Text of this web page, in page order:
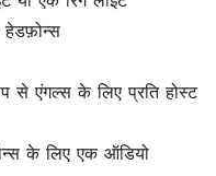
से एंगल्स के लिए प्रति होस्ट
के लिए एक ऑडियो